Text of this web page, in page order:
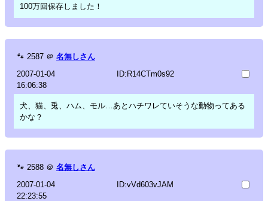
100万回保存しました！
🐾 2587 ＠ 名無しさん
2007-01-04
16:06:38
ID:R14CTm0s92
犬、猫、兎、ハム、モル…あとハチワレていそうな動物ってある
かな？
🐾 2588 ＠ 名無しさん
2007-01-04
22:23:55
ID:vVd603vJAM